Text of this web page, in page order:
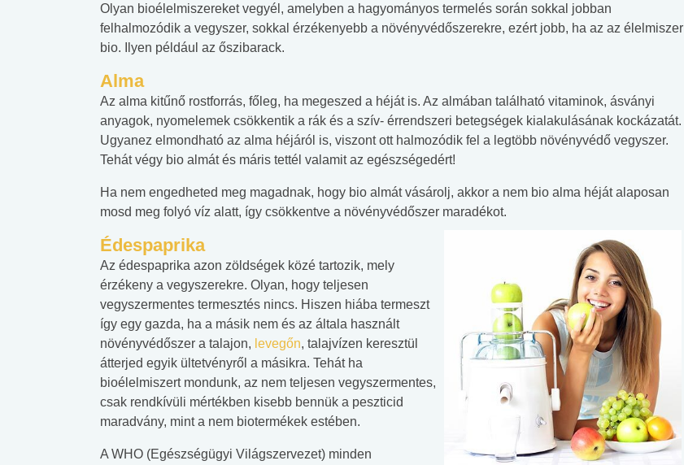
Olyan bioélelmiszereket vegyél, amelyben a hagyományos termelés során sokkal jobban
felhalmozódik a vegyszer, sokkal érzékenyebb a növényvédőszerekre, ezért jobb, ha az az élelmiszer
bio. Ilyen például az őszibarack.
Alma
Az alma kitűnő rostforrás, főleg, ha megeszed a héját is. Az almában található vitaminok, ásványi
anyagok, nyomelemek csökkentik a rák és a szív- érrendszeri betegségek kialakulásának kockázatát.
Ugyanez elmondható az alma héjáról is, viszont ott halmozódik fel a legtöbb növényvédő vegyszer.
Tehát végy bio almát és máris tettél valamit az egészségedért!
Ha nem engedheted meg magadnak, hogy bio almát vásárolj, akkor a nem bio alma héját alaposan
mosd meg folyó víz alatt, így csökkentve a növényvédőszer maradékot.
Édespaprika
Az édespaprika azon zöldségek közé tartozik, mely
érzékeny a vegyszerekre. Olyan, hogy teljesen
vegyszermentes termesztés nincs. Hiszen hiába termeszt
így egy gazda, ha a másik nem és az általa használt
növényvédőszer a talajon, levegőn, talajvízen keresztül
átterjed egyik ültetvényről a másikra. Tehát ha
bioélelmiszert mondunk, az nem teljesen vegyszermentes,
csak rendkívüli mértékben kisebb bennük a peszticid
maradvány, mint a nem biotermékek estében.
A WHO (Egészségügyi Világszervezet) minden